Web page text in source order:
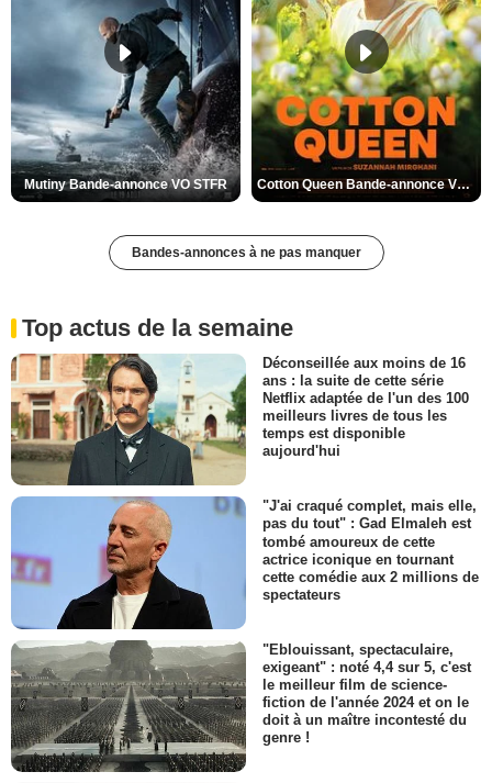
Mutiny Bande-annonce VO STFR Cotton Queen Bande-annonce VO STFR
Bandes-annonces à ne pas manquer
Top actus de la semaine
Déconseillée aux moins de 16
ans : la suite de cette série
Netflix adaptée de l'un des 100
meilleurs livres de tous les
temps est disponible
aujourd'hui
"J'ai craqué complet, mais elle,
pas du tout" : Gad Elmaleh est
tombé amoureux de cette
actrice iconique en tournant
cette comédie aux 2 millions de
spectateurs
"Eblouissant, spectaculaire,
exigeant" : noté 4,4 sur 5, c'est
le meilleur film de science-
fiction de l'année 2024 et on le
doit à un maître incontesté du
genre !